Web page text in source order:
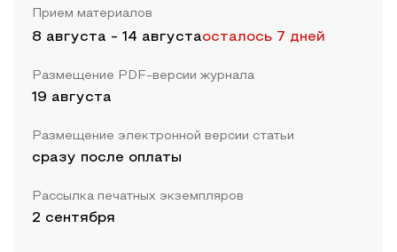
Прием материалов
8 августа - 14 августаосталось 7 дней
Размещение PDF-версии журнала
19 августа
Размещение электронной версии статьи
сразу после оплаты
Рассылка печатных экземпляров
2 сентября